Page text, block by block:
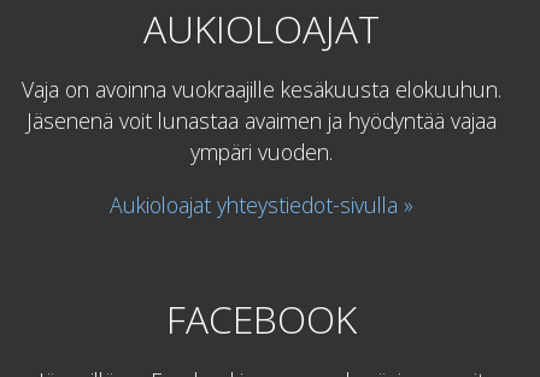
AUKIOLOAJAT
Vaja on avoinna vuokraajille kesäkuusta elokuuhun.
Jäsenenä voit lunastaa avaimen ja hyödyntää vajaa
ympäri vuoden.
Aukioloajat yhteystiedot-sivulla »
FACEBOOK